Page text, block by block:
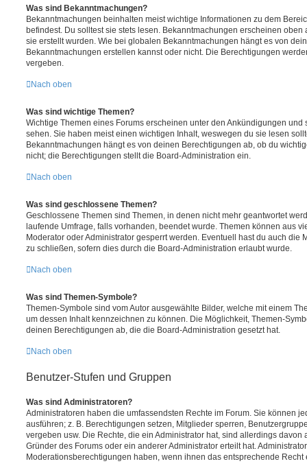
Was sind Bekanntmachungen?
Bekanntmachungen beinhalten meist wichtige Informationen zu dem
befindest. Du solltest sie stets lesen. Bekanntmachungen erscheinen oben
sie erstellt wurden. Wie bei globalen Bekanntmachungen hängt es von
Bekanntmachungen erstellen kannst oder nicht. Die Berechtigungen
vergeben.
Nach oben
Was sind wichtige Themen?
Wichtige Themen eines Forums erscheinen unter den Ankündigungen und
sehen. Sie haben meist einen wichtigen Inhalt, weswegen du sie lesen
Bekanntmachungen hängt es von deinen Berechtigungen ab, ob du
nicht; die Berechtigungen stellt die Board-Administration ein.
Nach oben
Was sind geschlossene Themen?
Geschlossene Themen sind Themen, in denen nicht mehr geantwortet
laufende Umfrage, falls vorhanden, beendet wurde. Themen können aus
Moderator oder Administrator gesperrt werden. Eventuell hast du auch die
zu schließen, sofern dies durch die Board-Administration erlaubt wurde.
Nach oben
Was sind Themen-Symbole?
Themen-Symbole sind vom Autor ausgewählte Bilder, welche mit einem
um dessen Inhalt kennzeichnen zu können. Die Möglichkeit, Themen-
deinen Berechtigungen ab, die die Board-Administration gesetzt hat.
Nach oben
Benutzer-Stufen und Gruppen
Was sind Administratoren?
Administratoren haben die umfassendsten Rechte im Forum. Sie können
ausführen; z. B. Berechtigungen setzen, Mitglieder sperren,
vergeben usw. Die Rechte, die ein Administrator hat, sind allerdings
Gründer des Forums oder ein anderer Administrator erteilt hat.
Moderationsberechtigungen haben, wenn ihnen das entsprechende Recht